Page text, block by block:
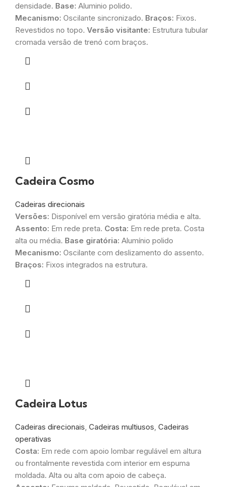
densidade. Base: Aluminio polido.
Mecanismo: Oscilante sincronizado. Braços: Fixos.
Revestidos no topo. Versão visitante: Estrutura tubular
cromada versão de trenó com braços.
Cadeira Cosmo
Cadeiras direcionais
Versões: Disponível em versão giratória média e alta.
Assento: Em rede preta. Costa: Em rede preta. Costa
alta ou média. Base giratória: Alumínio polido
Mecanismo: Oscilante com deslizamento do assento.
Braços: Fixos integrados na estrutura.
Cadeira Lotus
Cadeiras direcionais, Cadeiras multiusos, Cadeiras
operativas
Costa: Em rede com apoio lombar regulável em altura
ou frontalmente revestida com interior em espuma
moldada. Alta ou alta com apoio de cabeça.